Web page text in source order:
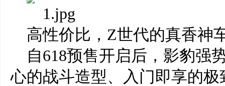
高性价比，Z世代的真香神
自618预售开启后，影豹强
心的战斗造型、入门即享的